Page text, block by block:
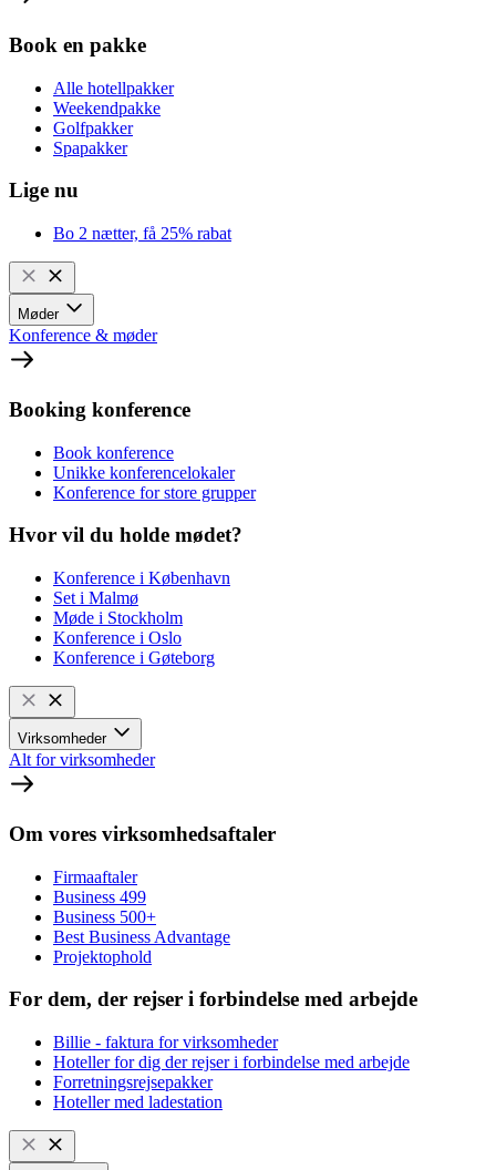
Book en pakke
Alle hotellpakker
Weekendpakke
Golfpakker
Spapakker
Lige nu
Bo 2 nætter, få 25% rabat
Møder
Konference & møder
Booking konference
Book konference
Unikke konferencelokaler
Konference for store grupper
Hvor vil du holde mødet?
Konference i København
Set i Malmø
Møde i Stockholm
Konference i Oslo
Konference i Gøteborg
Virksomheder
Alt for virksomheder
Om vores virksomhedsaftaler
Firmaaftaler
Business 499
Business 500+
Best Business Advantage
Projektophold
For dem, der rejser i forbindelse med arbejde
Billie - faktura for virksomheder
Hoteller for dig der rejser i forbindelse med arbejde
Forretningsrejsepakker
Hoteller med ladestation